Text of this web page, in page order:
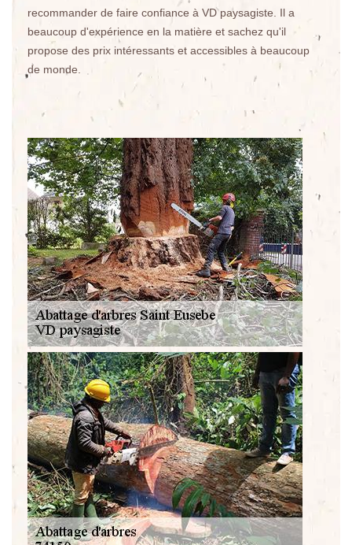
recommander de faire confiance à VD paysagiste. Il a
beaucoup d'expérience en la matière et sachez qu'il
propose des prix intéressants et accessibles à beaucoup
de monde.